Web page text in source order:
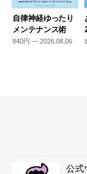
自律神経ゆったり
メンテナンス術
840円 — 2026.08.06
公式